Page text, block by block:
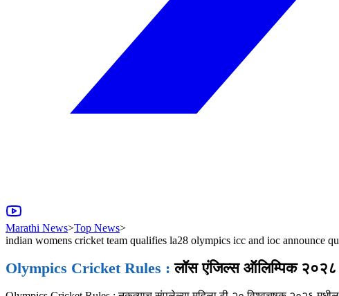
Marathi News>Top News>
indian womens cricket team qualifies la28 olympics icc and ioc announce
Olympics Cricket Rules : लॉस एंजिल्स ऑलिम्पिक २०२८